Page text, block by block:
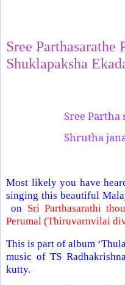
Sree
Shuklapaksha
Sree Partha
Shrutha
Most likely you have
singing this beautiful
on Sri Parthasarathi
Perumal (Thiruvarnvilai
This is part of album
music of TS
kutty.